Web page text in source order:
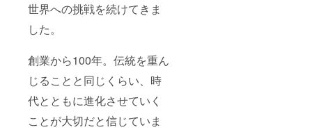
世界への挑戦を続けてきま
した。
創業から100年。伝統を重ん
じることと同じくらい、時
代とともに進化させていく
ことが大切だと信じていま